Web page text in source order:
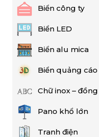
Biển công ty
Biển LED
Biển alu mica
Biển quảng cáo
Chữ inox – đồng
Pano khổ lớn
Tranh điện